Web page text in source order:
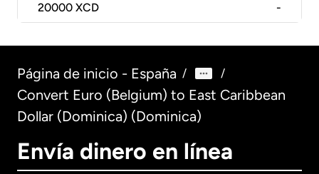
20000 XCD -
Página de inicio - España / /
Convert Euro (Belgium) to East Caribbean
Dollar (Dominica) (Dominica)
Envía dinero en línea